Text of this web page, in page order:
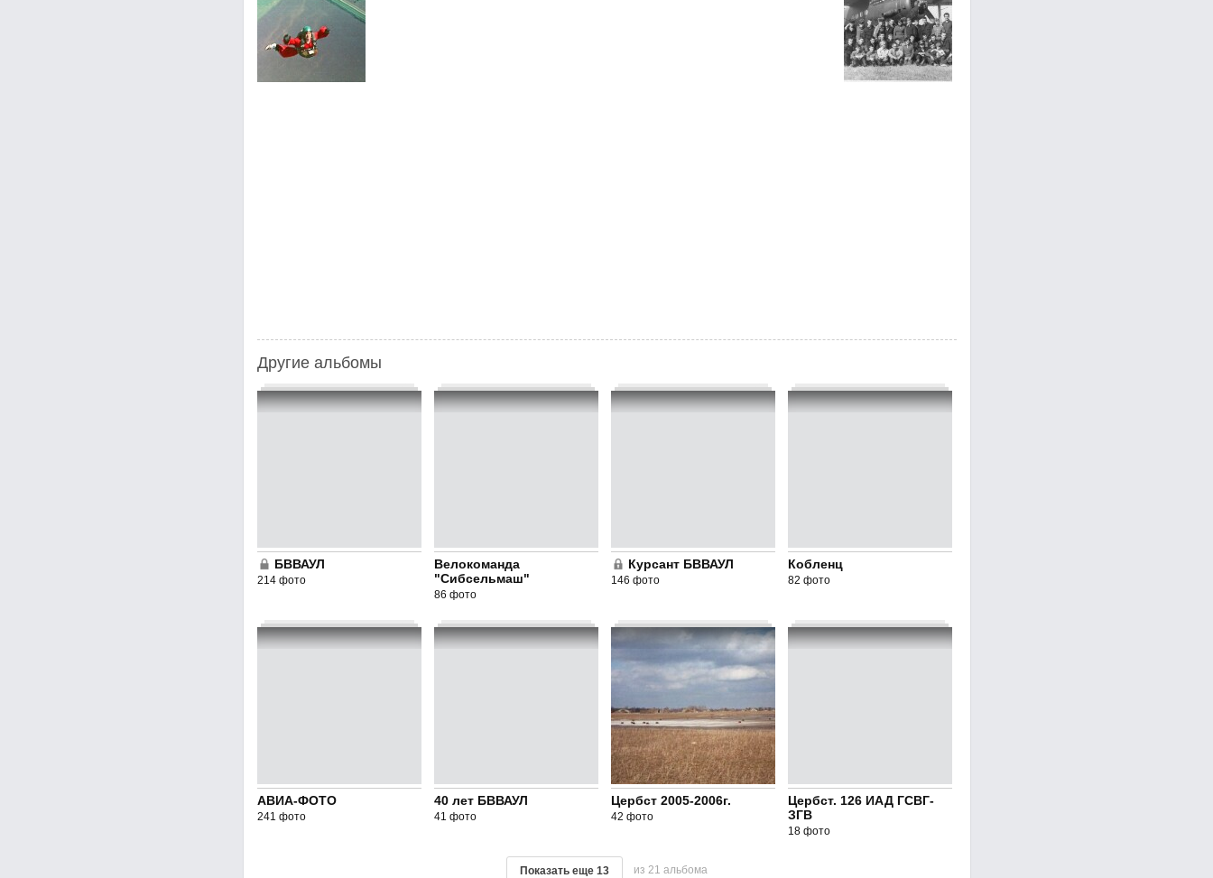
Другие альбомы
БВВАУЛ
214 фото
Велокоманда
"Сибсельмаш"
86 фото
Курсант БВВАУЛ
146 фото
Кобленц
82 фото
АВИА-ФОТО
241 фото
40 лет БВВАУЛ
41 фото
Цербст 2005-2006г.
42 фото
Цербст. 126 ИАД ГСВГ-
ЗГВ
18 фото
Показать еще 13 из 21 альбома